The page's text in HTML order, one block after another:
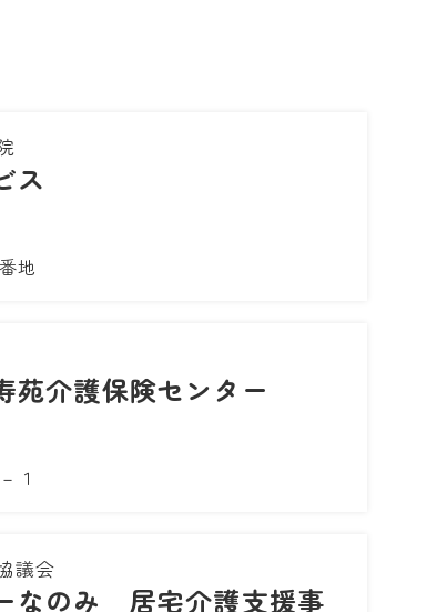
ス
地
介護保険センター
１
議会
なのみ 居宅介護支援事